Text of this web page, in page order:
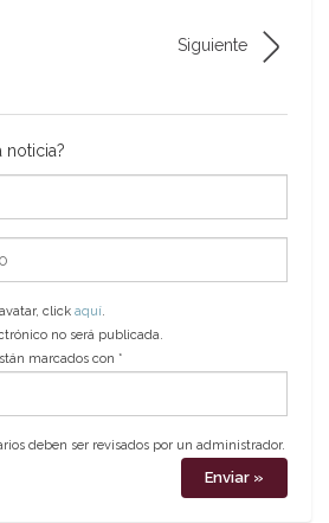
Siguiente
noticia?
click aquí.
no será publicada.
marcados con *
deben ser revisados por un administrador.